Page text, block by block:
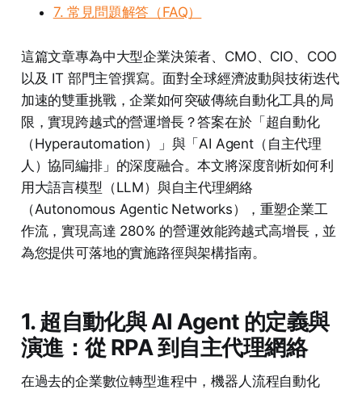
7. 常見問題解答（FAQ）
這篇文章專為中大型企業決策者、CMO、CIO、COO
以及 IT 部門主管撰寫。面對全球經濟波動與技術迭代
加速的雙重挑戰，企業如何突破傳統自動化工具的局
限，實現跨越式的營運增長？答案在於「超自動化
（Hyperautomation）」與「AI Agent（自主代理
人）協同編排」的深度融合。本文將深度剖析如何利
用大語言模型（LLM）與自主代理網絡
（Autonomous Agentic Networks），重塑企業工
作流，實現高達 280% 的營運效能跨越式高增長，並
為您提供可落地的實施路徑與架構指南。
1. 超自動化與 AI Agent 的定義與
演進：從 RPA 到自主代理網絡
在過去的企業數位轉型進程中，機器人流程自動化